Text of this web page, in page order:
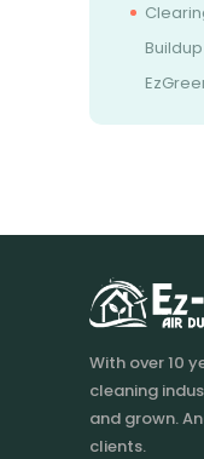
With over 10
cleaning
and grown.
clients.